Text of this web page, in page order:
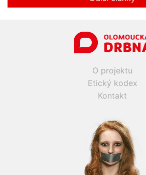
O projektu
Etický kodex
Kontakt